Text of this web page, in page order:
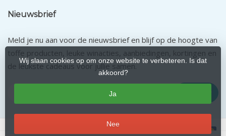
Wij slaan cookies op om onze website te verbeteren. Is dat
akkoord?
Ja
Nee
Nieuwsbrief
Meld je nu aan voor de nieuwsbrief en blijf op de hoogte van
toffe producten, leuke winacties, aanbiedingen, kortingen en
de leukste cadeaus voor jullie samen.
Abonneer